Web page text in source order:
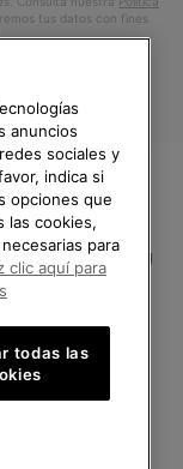
tus datos con fines
de Venta
A
TU
anuncios
sociales y
indica si
opciones que
las cookies,
para
clic aquí para
todas las